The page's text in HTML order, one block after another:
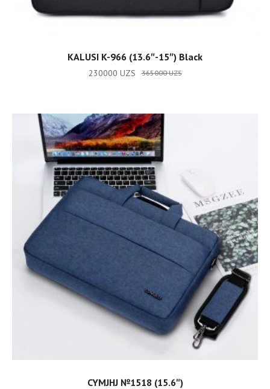
ADD TO CART
KALUSI K-966 (13.6″-15″) Black
365000UZS
230000 UZS
ADD TO CART
CYMJHJ №1518 (15.6″)